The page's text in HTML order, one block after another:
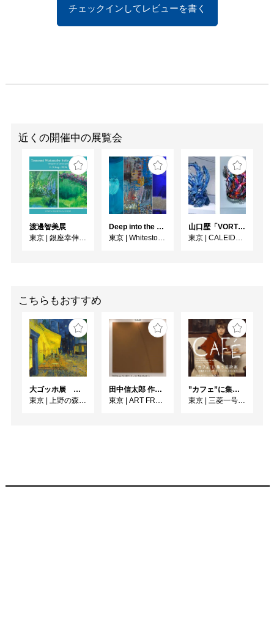
チェックインしてレビューを書く
近くの開催中の展覧会
渡邊智美展
東京 | 銀座幸伸ギャラリー
Deep into the Blue―蒼の深層へ：木梨アイネ、名坂千吉郎、猪熊克芳
東京 | Whitestone Gallery
⼭⼝歴「VORTEX」
東京 | CALEIDO GINZA THE HUB
こちらもおすすめ
大ゴッホ展 夜のカフェテラス
東京 | 上野の森美術館
田中信太郎 作品展
東京 | ART FRONT GALLERY
”カフェ”に集う芸術家 ー印象派からゴッホ、ロートレック、ピカソまで
東京 | 三菱一号館美術館